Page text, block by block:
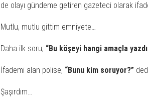
de olayı gündeme getiren gazeteci olarak
Mutlu, mutlu gittim emniyete…
Daha ilk soru; “Bu köşeyi hangi amaçla
İfademi alan polise, “Bunu kim soruyor?”
Şaşırdım…